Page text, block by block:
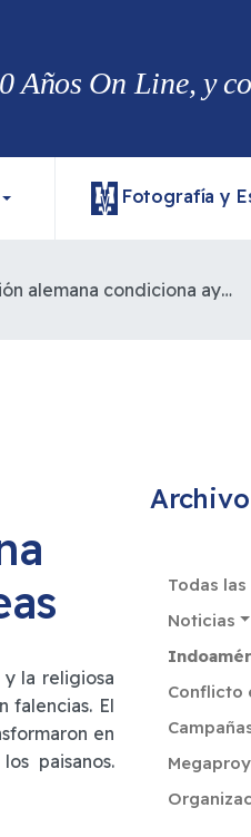
Años On Line, y
Fotografía y
Una fundación alemana condiciona ayuda a los guaraníes de dos aldeas
la religiosa
falencias. El
en
paisanos.
Todas
Noticias
Conflicto